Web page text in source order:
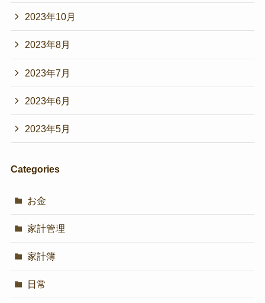
2023年10月
2023年8月
2023年7月
2023年6月
2023年5月
Categories
お金
家計管理
家計簿
日常